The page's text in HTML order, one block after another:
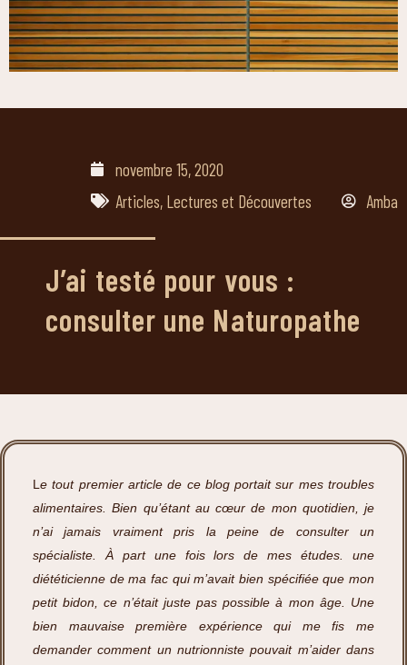
novembre 15, 2020
Articles, Lectures et Découvertes Amba
J’ai testé pour vous :
consulter une Naturopathe
L e tout premier article de ce blog portait sur mes troubles
alimentaires. Bien qu’étant au cœur de mon quotidien, je
n’ai jamais vraiment pris la peine de consulter un
spécialiste. À part une fois lors de mes études. une
diététicienne de ma fac qui m’avait bien spécifiée que mon
petit bidon, ce n’était juste pas possible à mon âge. Une
bien mauvaise première expérience qui me fis me
demander comment un nutrionniste pouvait m’aider dans